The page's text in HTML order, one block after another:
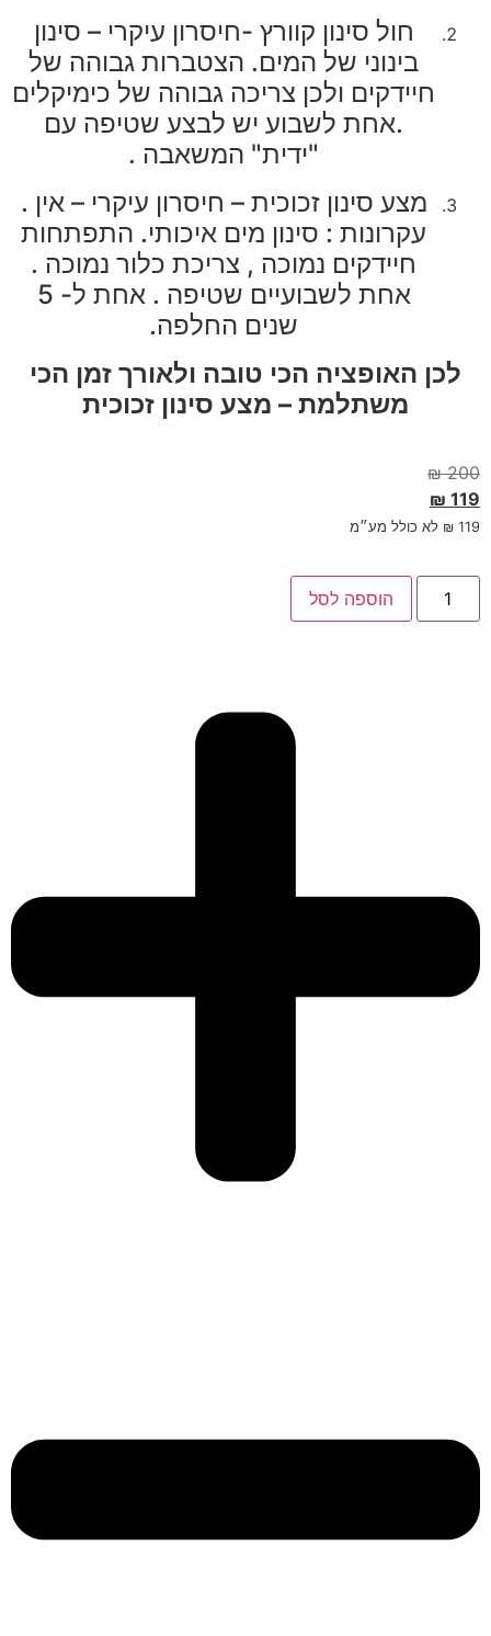
חול סינון קוורץ -חיסרון עיקרי – סינון
בינוני של המים. הצטברות גבוהה של
חיידקים ולכן צריכה גבוהה של כימיקלים
.אחת לשבוע יש לבצע שטיפה עם
"ידית" המשאבה .
מצע סינון זכוכית – חיסרון עיקרי – אין .
עקרונות : סינון מים איכותי. התפתחות
חיידקים נמוכה , צריכת כלור נמוכה .
אחת לשבועיים שטיפה . אחת ל- 5
שנים החלפה.
לכן האופציה הכי טובה ולאורך זמן הכי
משתלמת – מצע סינון זכוכית
₪200
₪ 119
₪ 119 לא כולל מע״מ
הוספה לסל